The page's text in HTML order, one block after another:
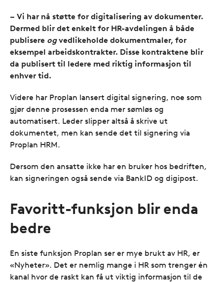
– Vi har nå støtte for digitalisering av dokumenter.
Dermed blir det enkelt for HR-avdelingen å både
publisere ogvedlikeholde dokumentmaler, for
eksempel arbeidskontrakter. Disse kontraktene blir
da publisert til ledere med riktig informasjon til
enhver tid.
Videre har Proplan lansert digital signering, noe som
gjør denne prosessen enda mer sømløs og
automatisert. Leder slipper altså å skrive ut
dokumentet, men kan sende det til signering via
Proplan HRM.
Dersom den ansatte ikke har en bruker hos bedriften,
kan signeringen også sende via BankID og digipost.
Favoritt-funksjon blir enda
bedre
En siste funksjon Proplan ser er mye brukt av HR, er
«Nyheter». Det er nemlig mange i HR som trenger én
kanal hvor de raskt kan få ut viktig informasjon til de